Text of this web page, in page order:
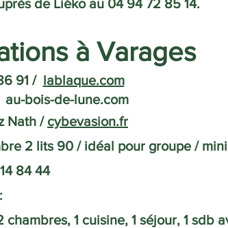
de Liéko au 04 94 72 85 14.
à Varages
91 / lablaque.com
bois-de-lune.com
Nath / cybevasion.fr
2 lits 90 / idéal pour groupe /
84 44
1 cuisine, 1 séjour, 1 sdb